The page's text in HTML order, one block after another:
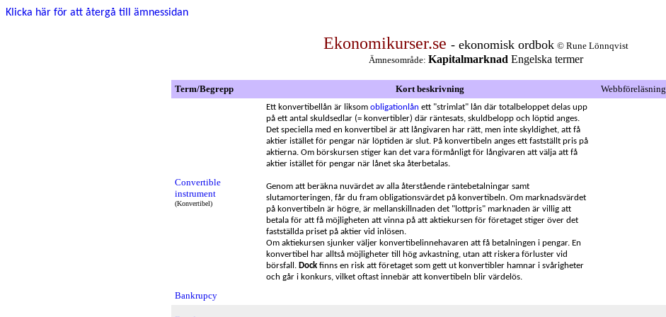
Klicka här för att återgå till ämnessidan
Ekonomikurser.se - ekonomisk ordbok © Rune Lönnqvist
Ämnesområde: Kapitalmarknad Engelska termer
Term/Begrepp Kort beskrivning Webbföreläsning
Convertible
instrument
(Konvertibel)
Ett konvertibellån är liksom obligationlån ett "strimlat" lån där totalbeloppet delas upp
på ett antal skuldsedlar (= konvertibler) där räntesats, skuldbelopp och löptid anges.
Det speciella med en konvertibel är att långivaren har rätt, men inte skyldighet, att få
aktier istället för pengar när löptiden är slut. På konvertibeln anges ett fastställt pris på
aktierna. Om börskursen stiger kan det vara förmånligt för långivaren att välja att få
aktier istället för pengar när lånet ska återbetalas.
Genom att beräkna nuvärdet av alla återstående räntebetalningar samt
slutamorteringen, får du fram obligationsvärdet på konvertibeln. Om marknadsvärdet
på konvertibeln är högre, är mellanskillnaden det "lottpris" marknaden är villig att
betala för att få möjligheten att vinna på att aktiekursen för företaget stiger över det
fastställda priset på aktier vid inlösen.
Om aktiekursen sjunker väljer konvertibelinnehavaren att få betalningen i pengar. En
konvertibel har alltså möjligheter till hög avkastning, utan att riskera förluster vid
börsfall. Dock finns en risk att företaget som gett ut konvertibler hamnar i svårigheter
och går i konkurs, vilket oftast innebär att konvertibeln blir värdelös.
Bankrupcy